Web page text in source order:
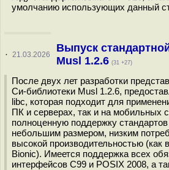
умолчанию использующих данный
· 21.03.2026
Выпуск
Musl 1.2.6 (31 +27)
После двух лет разработки
Си-библиотеки Musl 1.2.6,
libc, которая подходит для
ПК и серверах, так и на мобильных
полноценную поддержку
небольшим размером, низким
высокой производительностью (как
Bionic). Имеется поддержка всех
интерфейсов C99 и POSIX 2008, а